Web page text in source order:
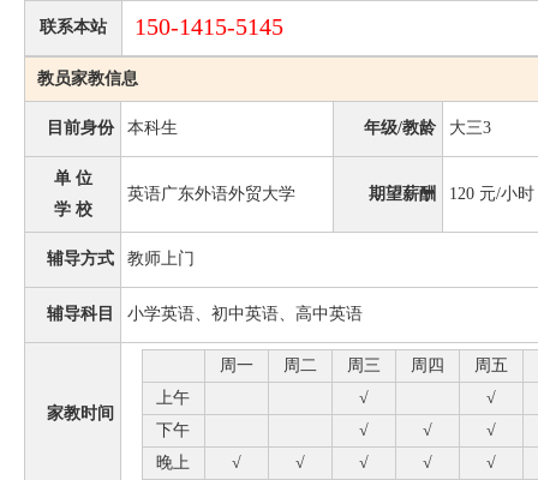
联系本站 150-1415-5145
教员家教信息
目前身份 本科生 年级/教龄 大三3
单 位
学 校
英语广东外语外贸大学 期望薪酬 120 元/小时
辅导方式 教师上门
辅导科目 小学英语、初中英语、高中英语
家教时间
周一 周二 周三 周四 周五
上午
√
√
下午
√ √
√
晚上
√ √ √ √ √